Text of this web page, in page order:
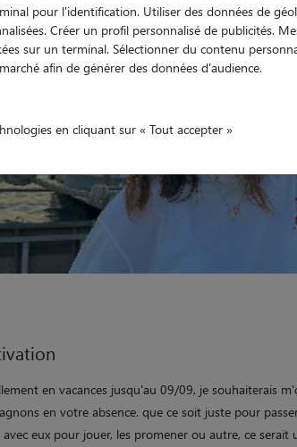
en vacances jusqu'au 09/09, je souhaiterais
en votre absence. que ce soit juste pour
avec eux pour jouer, les promener ou autre, ce
pour l'identification. Utiliser des données de
Créer un profil personnalisé de publicités.
sur un terminal. Sélectionner du contenu
afin de générer des données d'audience.
en cliquant sur « Tout accepter »